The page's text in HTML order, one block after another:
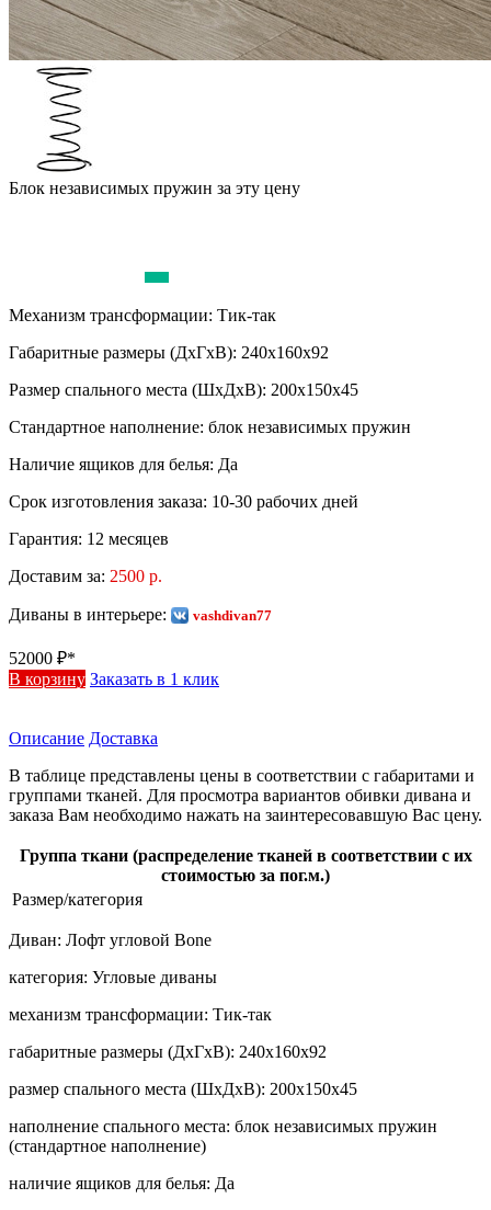
Блок независимых пружин за эту цену
Механизм трансформации: Тик-так
Габаритные размеры (ДхГхВ): 240х160х92
Размер спального места (ШхДхВ): 200х150х45
Стандартное наполнение: блок независимых пружин
Наличие ящиков для белья: Да
Срок изготовления заказа: 10-30 рабочих дней
Гарантия: 12 месяцев
Доставим за: 2500 р.
Диваны в интерьере: vashdivan77
52000 ₽*
В корзину Заказать в 1 клик
Описание Доставка
В таблице представлены цены в соответствии с габаритами и
группами тканей. Для просмотра вариантов обивки дивана и
заказа Вам необходимо нажать на заинтересовавшую Вас цену.
Группа ткани (распределение тканей в соответствии с их
стоимостью за пог.м.)
Размер/категория
Диван: Лофт угловой Bone
категория: Угловые диваны
механизм трансформации: Тик-так
габаритные размеры (ДхГхВ): 240х160х92
размер спального места (ШхДхВ): 200х150х45
наполнение спального места: блок независимых пружин
(стандартное наполнение)
наличие ящиков для белья: Да